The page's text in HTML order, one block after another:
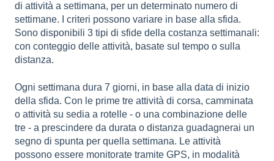
di attività a settimana, per un determinato numero di
settimane. I criteri possono variare in base alla sfida.
Sono disponibili 3 tipi di sfide della costanza settimanali:
con conteggio delle attività, basate sul tempo o sulla
distanza.
Ogni settimana dura 7 giorni, in base alla data di inizio
della sfida. Con le prime tre attività di corsa, camminata
o attività su sedia a rotelle - o una combinazione delle
tre - a prescindere da durata o distanza guadagnerai un
segno di spunta per quella settimana. Le attività
possono essere monitorate tramite GPS, in modalità